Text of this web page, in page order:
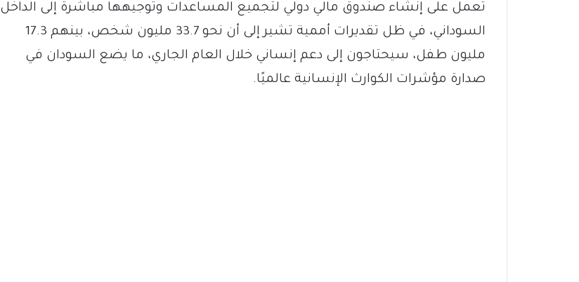
تعمل على إنشاء صندوق مالي دولي لتجميع المساعدات وتوجيهها مباشرة إلى الداخل
السوداني، في ظل تقديرات أممية تشير إلى أن نحو 33.7 مليون شخص، بينهم 17.3
مليون طفل، سيحتاجون إلى دعم إنساني خلال العام الجاري، ما يضع السودان في
صدارة مؤشرات الكوارث الإنسانية عالميًا.